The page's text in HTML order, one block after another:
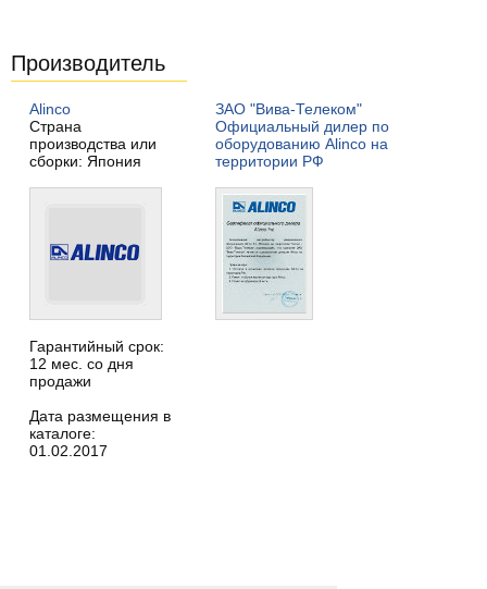
Производитель
Alinco
Страна
производства или
сборки: Япония
Гарантийный срок:
12 мес. со дня
продажи
Дата размещения в
каталоге:
01.02.2017
ЗАО "Вива-Телеком"
Официальный дилер по
оборудованию Alinco на
территории РФ